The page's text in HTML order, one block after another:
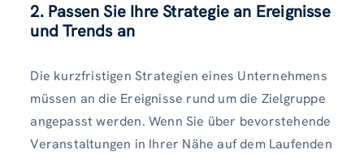
2. Passen Sie Ihre Strategie an Ereignisse
und Trends an
Die kurzfristigen Strategien eines Unternehmens
müssen an die Ereignisse rund um die Zielgruppe
angepasst werden. Wenn Sie über bevorstehende
Veranstaltungen in Ihrer Nähe auf dem Laufenden